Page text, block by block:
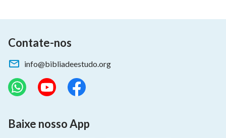
Contate-nos
info@bibliadeestudo.org
Baixe nosso App